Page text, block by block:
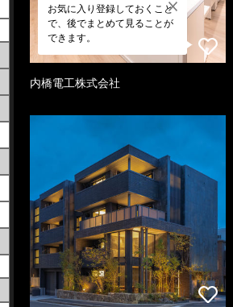
お気に入り登録しておくこと
で、後でまとめて見ることが
できます。
内橋電工株式会社